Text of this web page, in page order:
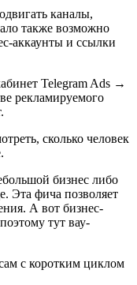
каналы,
также возможно
аккаунты и ссылки
Telegram Ads →
рекламируемого
сколько человек
бизнес либо
Эта фича позволяет
А вот бизнес-
тут вау-
с коротким циклом